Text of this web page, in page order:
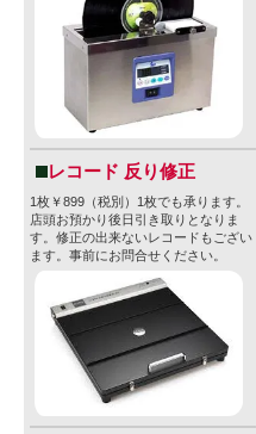
レコード 反り修正
1枚￥899（税別）1枚でも承ります。
店頭お預かり後日引き取りとなりま
す。修正の出来ないレコードもござい
ます。事前にお問合せください。